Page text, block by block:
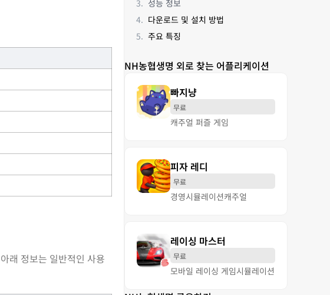
래 정보는 일반적인 사용
성능 정보
다운로드 및 설치 방법
주요 특징
NH농협생명 외로 찾는 어플리케이션
빠지냥
무료
캐주얼 퍼즐 게임
피자 레디
무료
경영시뮬레이션캐주얼
레이싱 마스터
무료
모바일 레이싱 게임시뮬레이션